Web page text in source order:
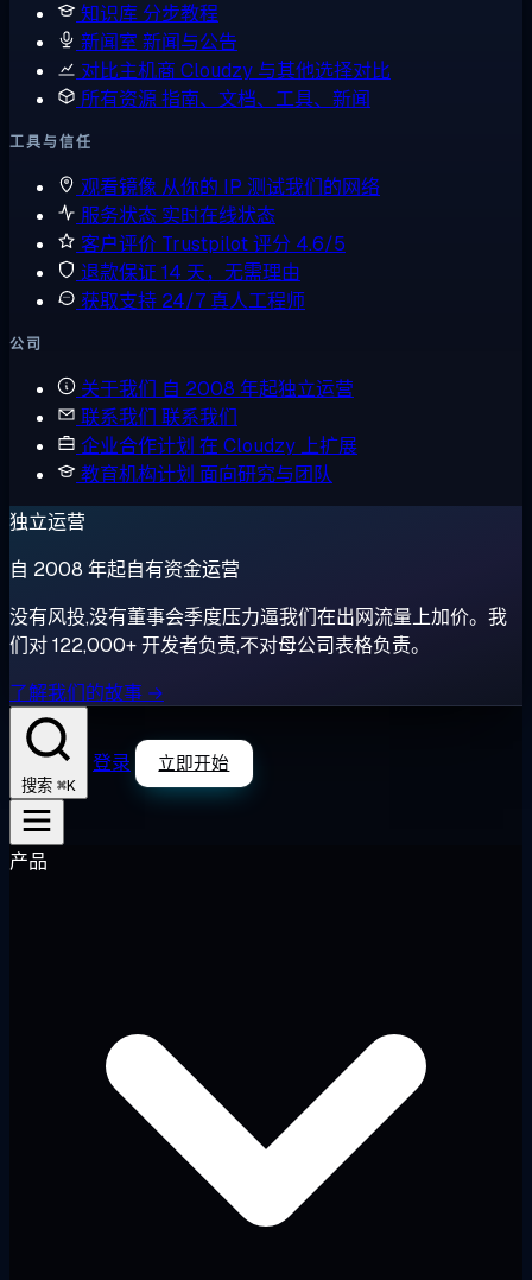
知识库 分步教程
新闻室 新闻与公告
对比主机商 Cloudzy 与其他选择对比
所有资源指南、文档、工具、新闻
工具与信任
观看镜像 从你的 IP 测试我们的网络
服务状态 实时在线状态
客户评价 Trustpilot 评分 4.6/5
退款保证 14 天，无需理由
获取支持 24/7 真人工程师
公司
关于我们 自 2008 年起独立运营
联系我们 联系我们
企业合作计划 在 Cloudzy 上扩展
教育机构计划 面向研究与团队
独立运营
自 2008 年起自有资金运营
没有风投,没有董事会季度压力逼我们在出网流量上加价。我
们对 122,000+ 开发者负责,不对母公司表格负责。
了解我们的故事 →
搜索 ⌘K
登录 立即开始
产品